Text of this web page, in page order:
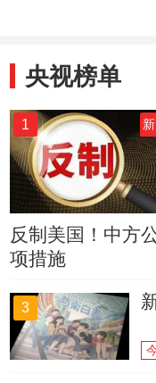
央视榜单
1
反制美国！中方
项措施
3